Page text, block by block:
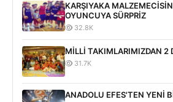
KARŞIYAKA
OYUNCUYA SÜRPRİZ
32.8K
MİLLİ TAKIMLARIMIZDAN 2
31.7K
ANADOLU EFES'TEN YENİ